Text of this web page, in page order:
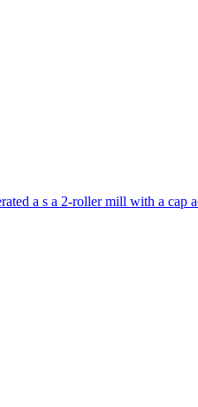
a s a 2-roller mill with a cap